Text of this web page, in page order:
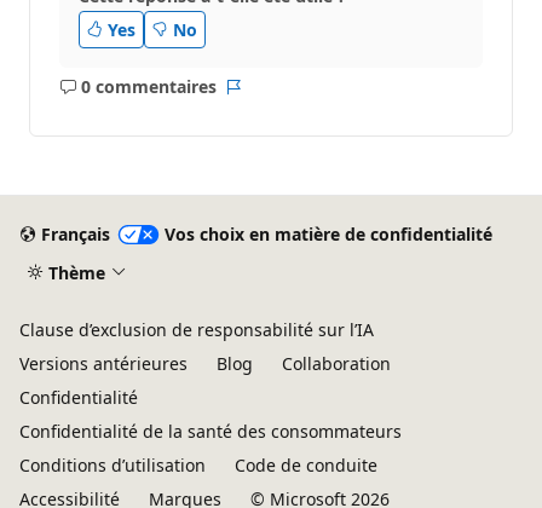
Yes
No
0 commentaires
Aucun
Français
Vos choix en matière de confidentialité
Thème
Clause d’exclusion de responsabilité sur l’IA
Versions antérieures
Blog
Collaboration
Confidentialité
Confidentialité de la santé des consommateurs
Conditions d’utilisation
Code de conduite
Accessibilité
Marques © Microsoft 2026